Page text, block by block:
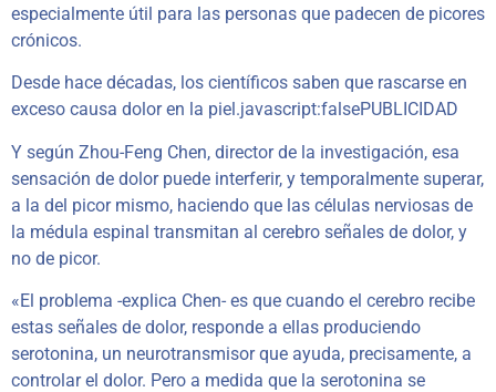
especialmente útil para las personas que padecen de picores
crónicos.
Desde hace décadas, los científicos saben que rascarse en
exceso causa dolor en la piel.javascript:falsePUBLICIDAD
Y según Zhou-Feng Chen, director de la investigación, esa
sensación de dolor puede interferir, y temporalmente superar,
a la del picor mismo, haciendo que las células nerviosas de
la médula espinal transmitan al cerebro señales de dolor, y
no de picor.
«El problema -explica Chen- es que cuando el cerebro recibe
estas señales de dolor, responde a ellas produciendo
serotonina, un neurotransmisor que ayuda, precisamente, a
controlar el dolor. Pero a medida que la serotonina se